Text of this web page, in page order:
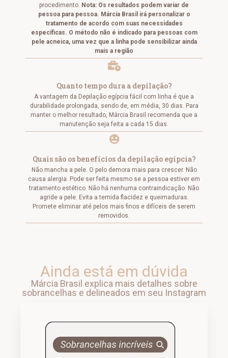
procedimento. Nota: Os resultados podem variar de
pessoa para pessoa. Márcia Brasil irá personalizar o
tratamento de acordo com suas necessidades
específicas. O método não é indicado para pessoas com
pele acneica, uma vez que a linha pode sensibilizar ainda
mais a região
Quanto tempo dura a depilação?
A vantagem da Depilação egípcia fácil com linha é que a
durabilidade prolongada, sendo de, em média, 30 dias. Para
manter o melhor resultado, Márcia Brasil recomenda que a
manutenção seja feita a cada 15 dias.
Quais são os benefícios da depilação egípcia?
Não mancha a pele. O pelo demora mais para crescer. Não
causa alergia. Pode ser feita mesmo se a pessoa estiver em
tratamento estético. Não há nenhuma contraindicação. Não
agride a pele. Evita a temida flacidez e queimaduras.
Promete eliminar até pelos mais finos e difíceis de serem
removidos.
Ainda está em dúvida
Márcia Brasil explica mais detalhes sobre
sobrancelhas e delineados em seu Instagram